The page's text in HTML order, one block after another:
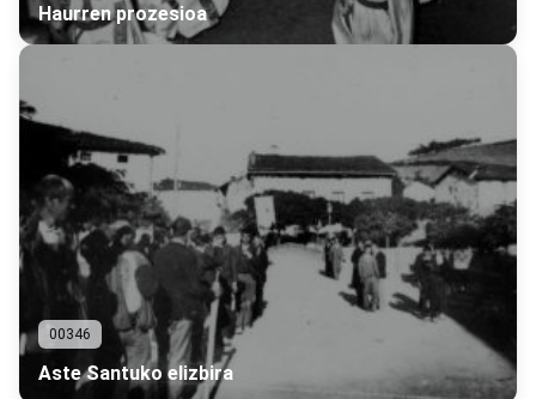
Haurren prozesioa
00346
Aste Santuko elizbira